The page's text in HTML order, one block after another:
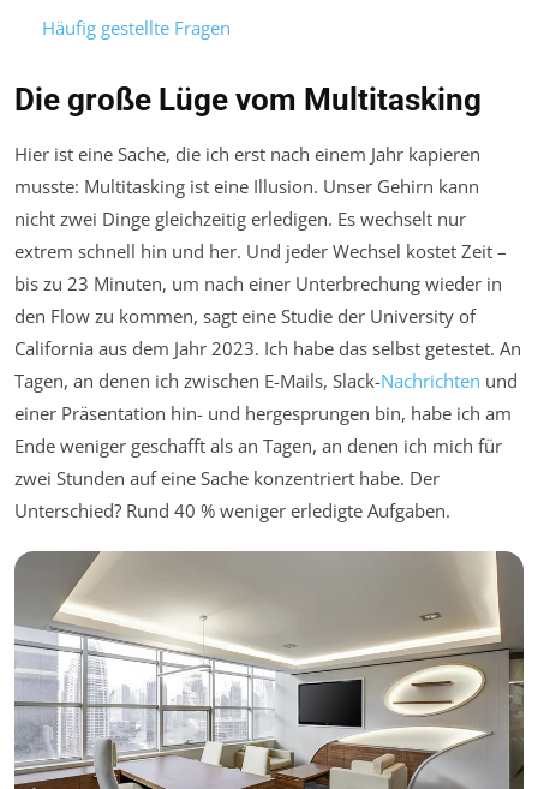
Häufig gestellte Fragen
Die große Lüge vom Multitasking
Hier ist eine Sache, die ich erst nach einem Jahr kapieren
musste: Multitasking ist eine Illusion. Unser Gehirn kann
nicht zwei Dinge gleichzeitig erledigen. Es wechselt nur
extrem schnell hin und her. Und jeder Wechsel kostet Zeit –
bis zu 23 Minuten, um nach einer Unterbrechung wieder in
den Flow zu kommen, sagt eine Studie der University of
California aus dem Jahr 2023. Ich habe das selbst getestet. An
Tagen, an denen ich zwischen E-Mails, Slack-Nachrichten und
einer Präsentation hin- und hergesprungen bin, habe ich am
Ende weniger geschafft als an Tagen, an denen ich mich für
zwei Stunden auf eine Sache konzentriert habe. Der
Unterschied? Rund 40 % weniger erledigte Aufgaben.